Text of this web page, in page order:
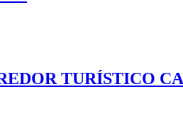
TURÍSTICO